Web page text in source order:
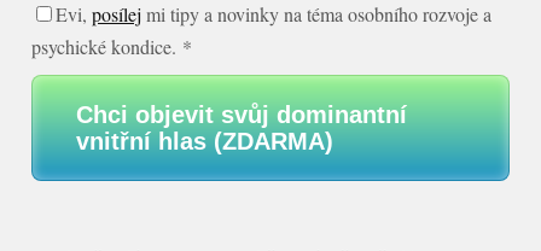
Evi,posílej mi tipy a novinky na téma osobního rozvoje a
psychické kondice. *
Chci objevit svůj dominantní
vnitřní hlas (ZDARMA)